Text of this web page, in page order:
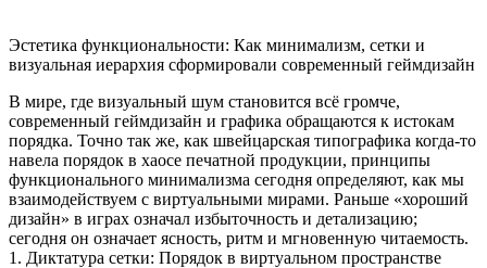
Эстетика функциональности: Как минимализм, сетки и
визуальная иерархия сформировали современный геймдизайн
В мире, где визуальный шум становится всё громче,
современный геймдизайн и графика обращаются к истокам
порядка. Точно так же, как швейцарская типографика когда-то
навела порядок в хаосе печатной продукции, принципы
функционального минимализма сегодня определяют, как мы
взаимодействуем с виртуальными мирами. Раньше «хороший
дизайн» в играх означал избыточность и детализацию;
сегодня он означает ясность, ритм и мгновенную читаемость.
1. Диктатура сетки: Порядок в виртуальном пространстве